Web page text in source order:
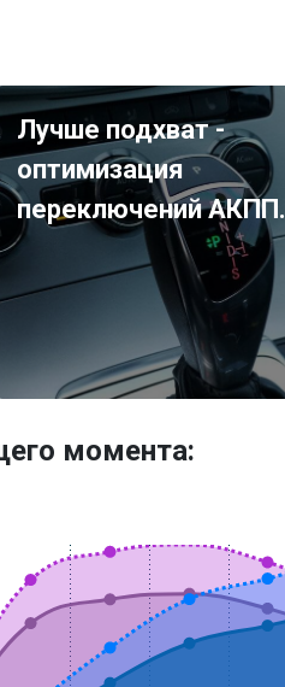
Лучше подхват -
оптимизация
переключений АКПП.
момента: